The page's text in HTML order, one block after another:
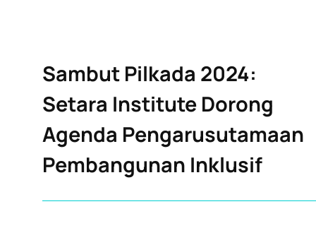
Sambut Pilkada 2024:
Setara Institute Dorong
Agenda Pengarusutamaan
Pembangunan Inklusif